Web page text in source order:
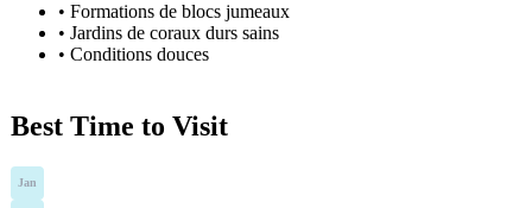
• Formations de blocs jumeaux
• Jardins de coraux durs sains
• Conditions douces
Best Time to Visit
Jan